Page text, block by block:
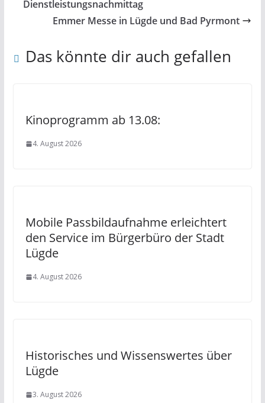
Dienstleistungsnachmittag
Emmer Messe in Lügde und Bad Pyrmont
Das könnte dir auch gefallen
Kinoprogramm ab 13.08:
4. August 2026
Mobile Passbildaufnahme erleichtert
den Service im Bürgerbüro der Stadt
Lügde
4. August 2026
Historisches und Wissenswertes über
Lügde
3. August 2026